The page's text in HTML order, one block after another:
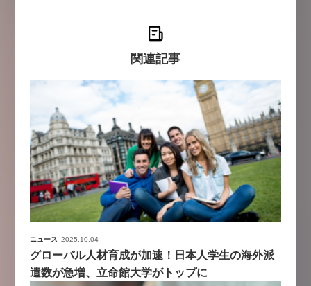
関連記事
ニュース 2025.10.04
グローバル人材育成が加速！日本人学生の海外派
遣数が急増、立命館大学がトップに